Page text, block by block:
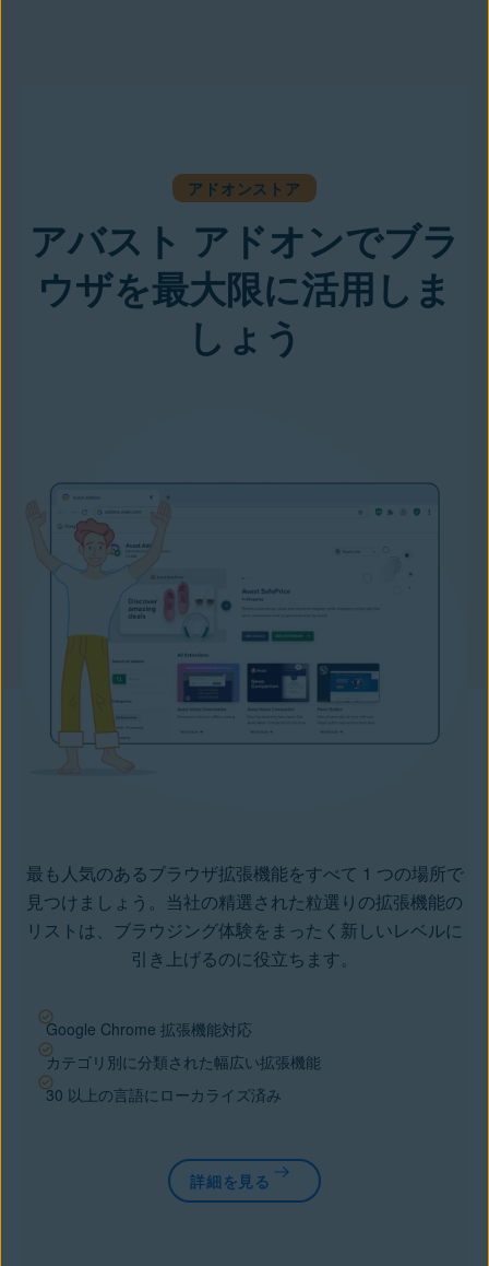
アドオンストア
アバスト アドオンでブラ
ウザを最大限に活用しま
しょう
最も人気のあるブラウザ拡張機能をすべて 1 つの場所で
見つけましょう。当社の精選された粒選りの拡張機能の
リストは、ブラウジング体験をまったく新しいレベルに
引き上げるのに役立ちます。
Google Chrome 拡張機能対応
カテゴリ別に分類された幅広い拡張機能
30 以上の言語にローカライズ済み
詳細を見る